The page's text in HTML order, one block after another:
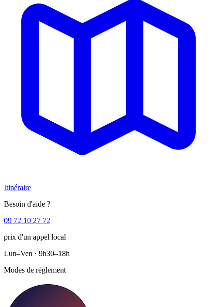
Itinéraire
Besoin d'aide ?
09 72 10 27 72
prix d'un appel local
Lun–Ven · 9h30–18h
Modes de règlement